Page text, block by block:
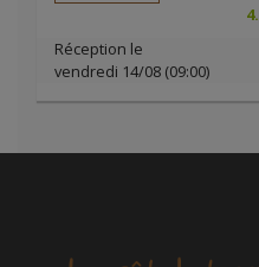
Réception le
vendredi 14/08 (09:00)